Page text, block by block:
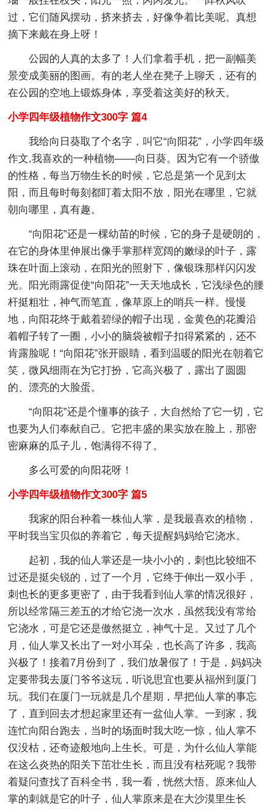
过，它们随风摆动，挤来挤去，好像争着比美呢。真想
摘下来戴在身上呀！
公园的人真的太多了！人们拿着手机，把一副幅美
景变成美丽的图画。有的老人坐在凳子上聊天，还有的
在公园的空地上锻炼身体，享受着这美好的秋天。
小学四年级植物作文300字 篇4
我给向日葵取了个名字，叫它“向阳花”，小学四年级
作文,我喜欢的一种植物——向日葵。因为它有一个骄傲
的性格，每当万物生长的时候，它总是第一个见到太
阳，而且每时每刻都盯着太阳不放，阳光在哪里，它就
朝向哪里，真有趣。
“向阳花”还是一棵幼苗的时候，它的身子是硬朗的，
在它的身体里伸展出像手掌那样宽阔的嫩绿的叶子，露
珠在叶面上滚动，在阳光的照射下，像银珠那样闪闪发
光。阳光雨露促使“向阳花”一天天地成长，它浅绿色的腰
杆挺粗壮，神气而笔直，像草原上的哨兵一样。慢慢
地，向阳花终于戴着碧绿的帽子出现，金黄色的花瓣沿
着帽子转了一圈，小小的脑袋被帽子扣得紧紧的，还不
肯露脸呢！“向阳花”张开眼睛，看到温暖的阳光在朝着它
笑，微风细雨在为它打扮，它高兴极了，露出了圆圆
的、漂亮的大脸蛋。
“向阳花”还是个懂事的孩子，大自然给了它一切，它
也要为人们奉献自己。它把丰盛的果实放在脸上，那密
密麻麻的瓜子儿，饱满得不得了。
多么可爱的向阳花呀！
小学四年级植物作文300字 篇5
我家的阳台种着一株仙人掌，是我最喜欢的植物，
平时我当宝贝似的养着它，每天提醒妈妈给它浇水。
起初，我的仙人掌还是一块小小的，刺也比较细不
过还是挺尖锐的，过了一个月，它终于伸出一双小手，
刺也长的更多更密了，由于我看到仙人掌的情况很好，
所以经常隔三差五的才给它浇一次水，虽然我没有常给
它浇水，可是它还是傲然挺立，神气十足。又过了几个
月，仙人掌又长出了一对小耳朵，也长高了许多，我高
兴极了！接着7月份到了，我们放暑假了！于是，妈妈决
定要带我去厦门爷爷这玩，听说思宜也要从福州到厦门
玩。我们在厦门一玩就是几个星期，早把仙人掌的事忘
了，直到回去才想起家里还有一盆仙人掌。一到家，我
连忙向阳台跑去，当时的场面时我大吃一惊，仙人掌不
仅没枯，还奇迹般地向上生长。可是，为什么仙人掌能
在这么炎热的阳关下茁壮生长，而且没有枯死呢？我带
着疑问查找了百科全书，我一看，恍然大悟。原来仙人
掌的刺就是它的叶子，仙人掌原来是在大沙漠里生长